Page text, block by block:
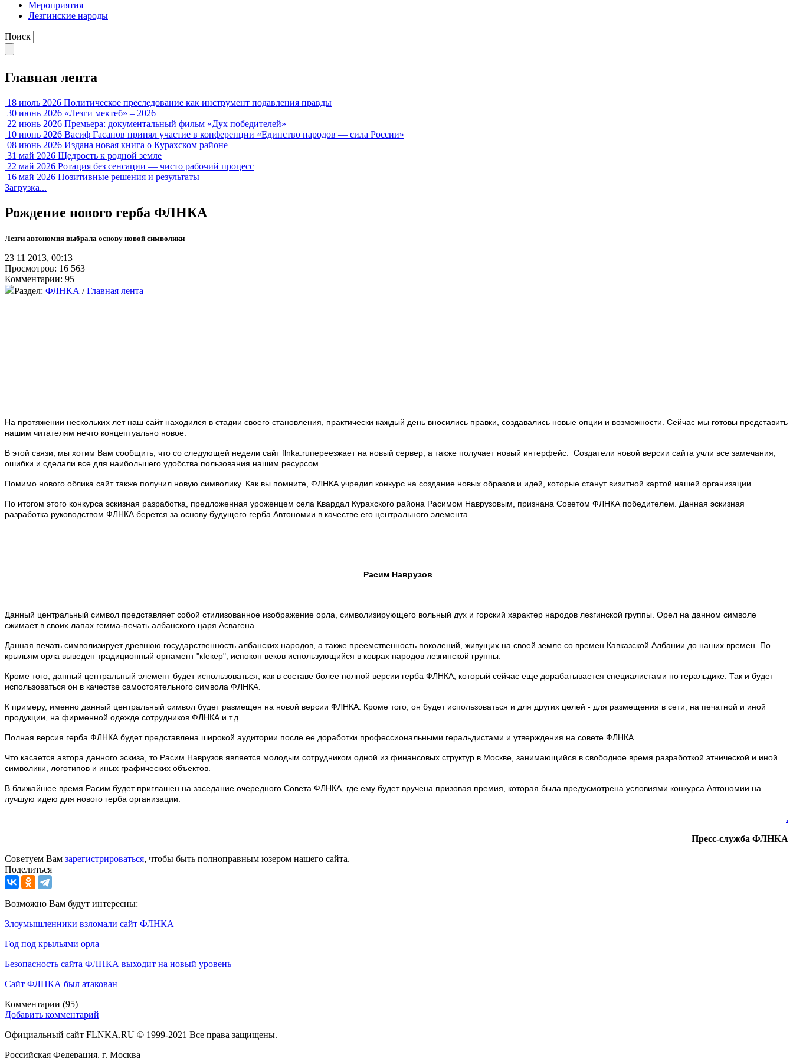
Мероприятия
Лезгинские народы
Поиск
Главная лента
18 июль 2026 Политическое преследование как инструмент подавления правды
30 июнь 2026 «Лезги мектеб» – 2026
22 июнь 2026 Премьера: документальный фильм «Дух победителей»
10 июнь 2026 Васиф Гасанов принял участие в конференции «Единство народов — сила России»
08 июнь 2026 Издана новая книга о Курахском районе
31 май 2026 Щедрость к родной земле
22 май 2026 Ротация без сенсации — чисто рабочий процесс
16 май 2026 Позитивные решения и результаты
Загрузка...
Рождение нового герба ФЛНКА
Лезги автономия выбрала основу новой символики
23 11 2013, 00:13
Просмотров: 16 563
Комментарии: 95
Раздел: ФЛНКА /Главная лента
На протяжении нескольких лет наш сайт находился в стадии своего становления, практически каждый день вносились правки, создавались новые опции и возможности. Сейчас мы готовы представить
нашим читателям нечто концептуально новое.
В этой связи, мы хотим Вам сообщить, что со следующей недели сайтflnka ruпереезжает на новый сервер, а также получает новый интерфейс. Создатели новой версии сайта учли все замечания,
ошибки и сделали все для наибольшего удобства пользования нашим ресурсом.
Помимо нового облика сайт также получил новую символику. Как вы помните, ФЛНКА учредил конкурс на создание новых образов и идей, которые станут визитной картой нашей организации.
По итогом этого конкурса эскизная разработка, предложенная уроженцем села Квардал Курахского района Расимом Наврузовым, признана Советом ФЛНКА победителем. Данная эскизная
разработка руководством ФЛНКА берется за основу будущего герба Автономии в качестве его центрального элемента.
Расим Наврузов
Данный центральный символ представляет собой стилизованное изображение орла, символизирующего вольный дух и горский характер народов лезгинской группы. Орел на данном символе
сжимает в своих лапах гемма-печать албанского царя Асвагена.
Данная печать символизирует древнюю государственность албанских народов, а также преемственность поколений, живущих на своей земле со времен Кавказской Албании до наших времен. По
крыльям орла выведен традиционный орнамент "кIекер", испокон веков использующийся в коврах народов лезгинской группы.
Кроме того, данный центральный элемент будет использоваться, как в составе более полной версии герба ФЛНКА, который сейчас еще дорабатывается специалистами по геральдике. Так и будет
использоваться он в качестве самостоятельного символа ФЛНКА.
К примеру, именно данный центральный символ будет размещен на новой версии ФЛНКА. Кроме того, он будет использоваться и для других целей - для размещения в сети, на печатной и иной
продукции, на фирменной одежде сотрудников ФЛНКА и т.д.
Полная версия герба ФЛНКА будет представлена широкой аудитории после ее доработки профессиональными геральдистами и утверждения на совете ФЛНКА.
Что касается автора данного эскиза, то Расим Наврузов является молодым сотрудником одной из финансовых структур в Москве, занимающийся в свободное время разработкой этнической и иной
символики, логотипов и иных графических объектов.
В ближайшее время Расим будет приглашен на заседание очередного Совета ФЛНКА, где ему будет вручена призовая премия, которая была предусмотрена условиями конкурса Автономии на
лучшую идею для нового герба организации.
.
Пресс-служба ФЛНКА
Советуем Вам зарегистрироваться, чтобы быть полноправным юзером нашего сайта.
Поделиться
Возможно Вам будут интересны:
Злоумышленники взломали сайт ФЛНКА
Год под крыльями орла
Безопасность сайта ФЛНКА выходит на новый уровень
Сайт ФЛНКА был атакован
Комментарии (95)
Добавить комментарий
Официальный сайт FLNKA.RU © 1999-2021 Все права защищены.
Российская Федерация, г. Москва